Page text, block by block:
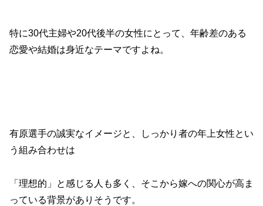
特に30代主婦や20代後半の女性にとって、年齢差のある
恋愛や結婚は身近なテーマですよね。
有原選手の誠実なイメージと、しっかり者の年上女性とい
う組み合わせは
「理想的」と感じる人も多く、そこから嫁への関心が高ま
っている背景がありそうです。